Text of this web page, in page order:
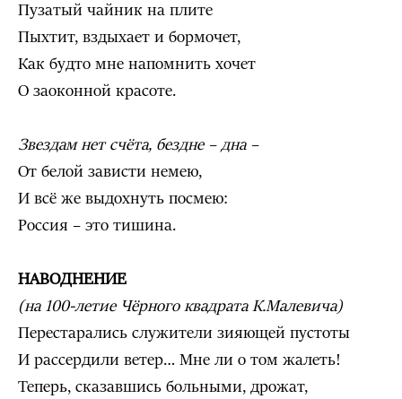
Пузатый чайник на плите
Пыхтит, вздыхает и бормочет,
Как будто мне напомнить хочет
О заоконной красоте.
Звездам нет счёта, бездне – дна –
От белой зависти немею,
И всё же выдохнуть посмею:
Россия – это тишина.
НАВОДНЕНИЕ
(на 100-летие Чёрного квадрата К.Малевича)
Перестарались служители зияющей пустоты
И рассердили ветер… Мне ли о том жалеть!
Теперь, сказавшись больными, дрожат,